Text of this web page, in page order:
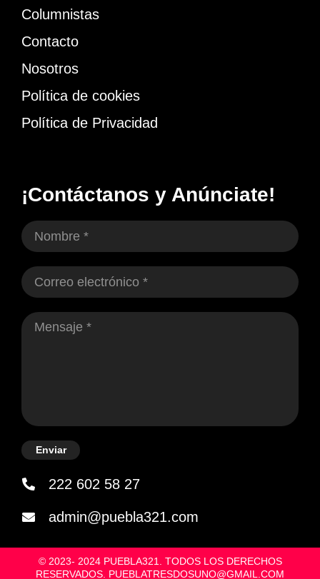
Columnistas
Contacto
Nosotros
Política de cookies
Política de Privacidad
¡Contáctanos y Anúnciate!
Enviar
222 602 58 27
admin@puebla321.com
© 2023- 2024 PUEBLA321. TODOS LOS DERECHOS
RESERVADOS. PUEBLATRESDOSUNO@GMAIL.COM